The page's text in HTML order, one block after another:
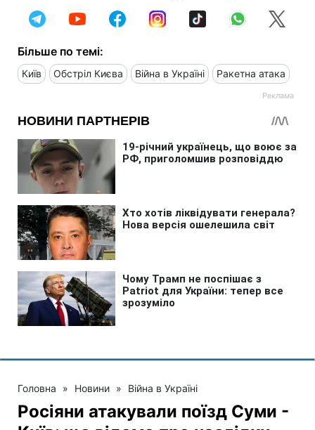
Більше по темі:
Київ Обстріл Києва Війна в Україні Ракетна атака
Головна » Новини » Війна в Україні
Росіяни атакували поїзд Суми -